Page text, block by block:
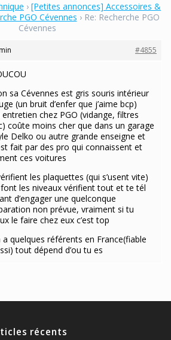
› [Petites annonces] Accessoires &
PGO Cévennes › Re: Recherche PGO
Cévennes
#4855
sa Cévennes est gris souris intérieur
(un bruit d’enfer que j’aime bcp)
entretien chez PGO (vidange, filtres
coûte moins cher que dans un garage
Delko ou autre grande enseigne et
fait par des pro qui connaissent et
ces voitures
les plaquettes (qui s’usent vite)
les niveaux vérifient tout et te tél
d’engager une quelconque
non prévue, vraiment si tu
le faire chez eux c’est top
a quelques référents en France(fiable
tout dépend d’ou tu es
récents